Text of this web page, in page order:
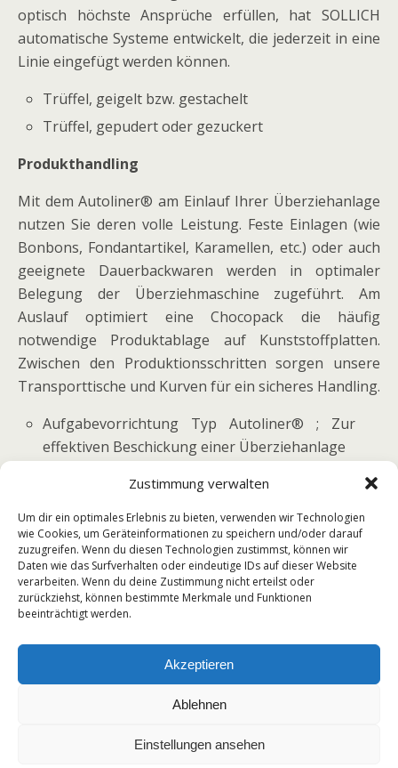
Zustimmung verwalten
Um dir ein optimales Erlebnis zu bieten, verwenden wir Technologien
wie Cookies, um Geräteinformationen zu speichern und/oder darauf
zuzugreifen. Wenn du diesen Technologien zustimmst, können wir
Daten wie das Surfverhalten oder eindeutige IDs auf dieser Website
verarbeiten. Wenn du deine Zustimmung nicht erteilst oder
zurückziehst, können bestimmte Merkmale und Funktionen
beeinträchtigt werden.
Akzeptieren
Ablehnen
Einstellungen ansehen
optisch höchste Ansprüche erfüllen, hat SOLLICH
automatische Systeme entwickelt, die jederzeit in eine
Linie eingefügt werden können.
Trüffel, geigelt bzw. gestachelt
Trüffel, gepudert oder gezuckert
Produkthandling
Mit dem Autoliner® am Einlauf Ihrer Überziehanlage
nutzen Sie deren volle Leistung. Feste Einlagen (wie
Bonbons, Fondantartikel, Karamellen, etc.) oder auch
geeignete Dauerbackwaren werden in optimaler
Belegung der Überziehmaschine zugeführt. Am
Auslauf optimiert eine Chocopack die häufig
notwendige Produktablage auf Kunststoffplatten.
Zwischen den Produktionsschritten sorgen unsere
Transporttische und Kurven für ein sicheres Handling.
Aufgabevorrichtung Typ Autoliner® ; Zur
effektiven Beschickung einer Überziehanlage
Beschickung einer Überziehanlage
Abnahmesystem Typ Chocopack™ ; Ablegen
von Produkten auf Kunststoffplatten
Kurventransporte Typ GTS ; Die Lösung bei
Richtungsänderungen des Produktlaufs
Zum Seitenanfang
Mobil Desktop